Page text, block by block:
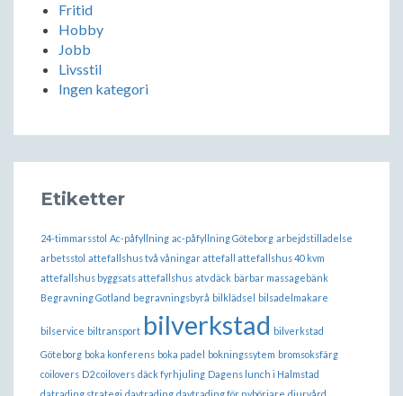
Fritid
Hobby
Jobb
Livsstil
Ingen kategori
Etiketter
24-timmarsstol Ac-påfyllning ac-påfyllning Göteborg arbejdstilladelse
arbetsstol attefallshus två våningar attefall attefallshus 40 kvm
attefallshus byggsats attefallshus atv däck bärbar massagebänk
Begravning Gotland begravningsbyrå bilklädsel bilsadelmakare
bilservice biltransport bilverkstad bilverkstad
Göteborg boka konferens boka padel bokningssytem bromsoksfärg
coilovers D2 coilovers däck fyrhjuling Dagens lunch i Halmstad